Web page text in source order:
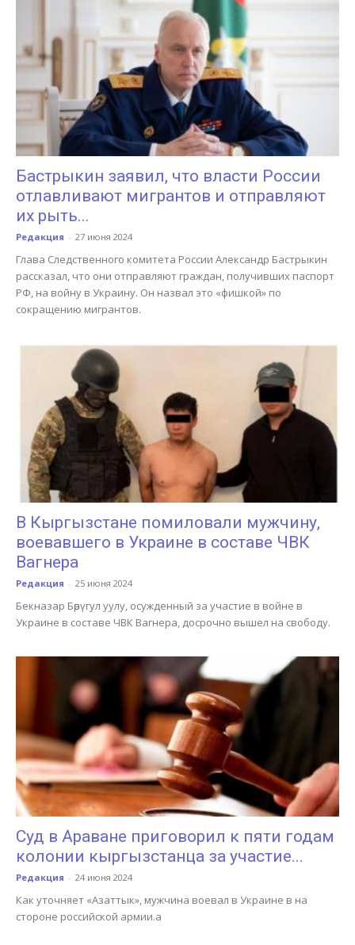
Бастрыкин заявил, что власти России
отлавливают мигрантов и отправляют
их рыть...
Редакция - 27 июня 2024
Глава Следственного комитета России Александр Бастрыкин
рассказал, что они отправляют граждан, получивших паспорт
РФ, на войну в Украину. Он назвал это «фишкой» по
сокращению мигрантов.
В Кыргызстане помиловали мужчину,
воевавшего в Украине в составе ЧВК
Вагнера
Редакция - 25 июня 2024
Бекназар Бөрүгул уулу, осужденный за участие в войне в
Украине в составе ЧВК Вагнера, досрочно вышел на свободу.
Суд в Араване приговорил к пяти годам
колонии кыргызстанца за участие...
Редакция - 24 июня 2024
Как уточняет «Азаттык», мужчина воевал в Украине в на
стороне российской армии.а